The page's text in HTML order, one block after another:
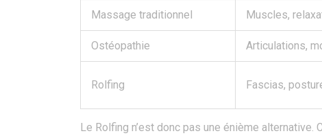
Massage traditionnel Muscles,
Ostéopathie Articulations,
Rolfing Fascias,
Le Rolfing n’est donc pas une énième